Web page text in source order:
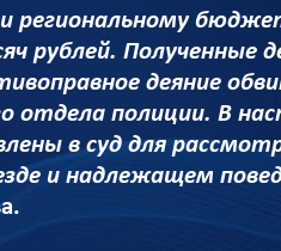
региональному
рублей. Полученные
деяние
полиции. В
в суд для
и надлежащем